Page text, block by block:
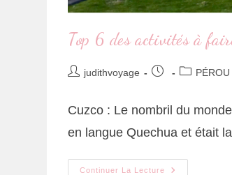
Top 6 des activités à
judithvoyage PÉROU
Cuzco : Le nombril du
en langue Quechua et était
Continuer La Lecture